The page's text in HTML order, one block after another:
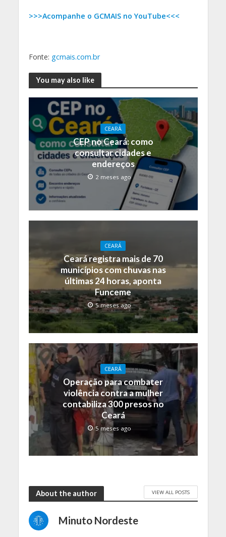
>>>Acompanhe o GCMAIS no YouTube<<<
Fonte: gcmais.com.br
You may also like
CEARÁ
CEP no Ceará: como
consultar cidades e
endereços
2 meses ago
CEARÁ
Ceará registra mais de 70
municípios com chuvas nas
últimas 24 horas, aponta
Funceme
5 meses ago
CEARÁ
Operação para combater
violência contra a mulher
contabiliza 300 presos no
Ceará
5 meses ago
About the author VIEW ALL POSTS
Minuto Nordeste